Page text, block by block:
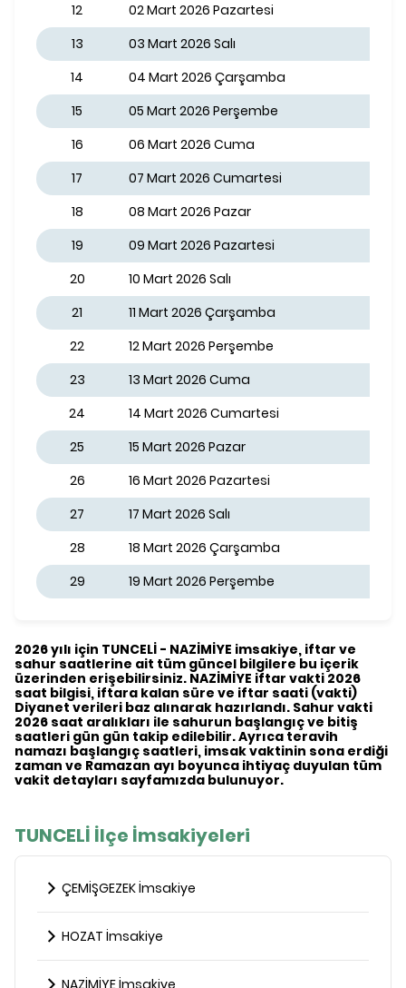
12
02 Mart 2026 Pazartesi
13
03 Mart 2026 Salı
14
04 Mart 2026 Çarşamba
15
05 Mart 2026 Perşembe
16
06 Mart 2026 Cuma
17
07 Mart 2026 Cumartesi
18
08 Mart 2026 Pazar
19
09 Mart 2026 Pazartesi
20
10 Mart 2026 Salı
21
11 Mart 2026 Çarşamba
22
12 Mart 2026 Perşembe
23
13 Mart 2026 Cuma
24
14 Mart 2026 Cumartesi
25
15 Mart 2026 Pazar
26
16 Mart 2026 Pazartesi
27
17 Mart 2026 Salı
28
18 Mart 2026 Çarşamba
29
19 Mart 2026 Perşembe
2026 yılı için TUNCELİ - NAZİMİYE imsakiye, iftar ve
sahur saatlerine ait tüm güncel bilgilere bu içerik
üzerinden erişebilirsiniz. NAZİMİYE iftar vakti 2026
saat bilgisi, iftara kalan süre ve iftar saati (vakti)
Diyanet verileri baz alınarak hazırlandı. Sahur vakti
2026 saat aralıkları ile sahurun başlangıç ve bitiş
saatleri gün gün takip edilebilir. Ayrıca teravih
namazı başlangıç saatleri, imsak vaktinin sona erdiği
zaman ve Ramazan ayı boyunca ihtiyaç duyulan tüm
vakit detayları sayfamızda bulunuyor.
TUNCELİ İlçe İmsakiyeleri
ÇEMİŞGEZEK İmsakiye
HOZAT İmsakiye
NAZİMİYE İmsakiye